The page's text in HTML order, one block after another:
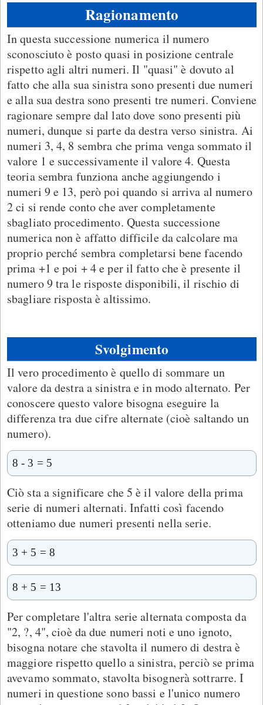
Ragionamento
In questa successione numerica il numero
sconosciuto è posto quasi in posizione centrale
rispetto agli altri numeri. Il "quasi" è dovuto al
fatto che alla sua sinistra sono presenti due numeri
e alla sua destra sono presenti tre numeri. Conviene
ragionare sempre dal lato dove sono presenti più
numeri, dunque si parte da destra verso sinistra. Ai
numeri 3, 4, 8 sembra che prima venga sommato il
valore 1 e successivamente il valore 4. Questa
teoria sembra funziona anche aggiungendo i
numeri 9 e 13, però poi quando si arriva al numero
2 ci si rende conto che aver completamente
sbagliato procedimento. Questa successione
numerica non è affatto difficile da calcolare ma
proprio perché sembra completarsi bene facendo
prima +1 e poi + 4 e per il fatto che è presente il
numero 9 tra le risposte disponibili, il rischio di
sbagliare risposta è altissimo.
Svolgimento
Il vero procedimento è quello di sommare un
valore da destra a sinistra e in modo alternato. Per
conoscere questo valore bisogna eseguire la
differenza tra due cifre alternate (cioè saltando un
numero).
8 - 3 = 5
Ciò sta a significare che 5 è il valore della prima
serie di numeri alternati. Infatti così facendo
otteniamo due numeri presenti nella serie.
3 + 5 = 8
8 + 5 = 13
Per completare l'altra serie alternata composta da
"2, ?, 4", cioè da due numeri noti e uno ignoto,
bisogna notare che stavolta il numero di destra è
maggiore rispetto quello a sinistra, perciò se prima
avevamo sommato, stavolta bisognerà sottrarre. I
numeri in questione sono bassi e l'unico numero